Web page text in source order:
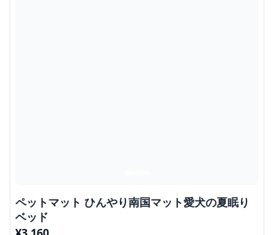
ペットマット ひんやり南国マット愛犬の夏眠り
ベッド